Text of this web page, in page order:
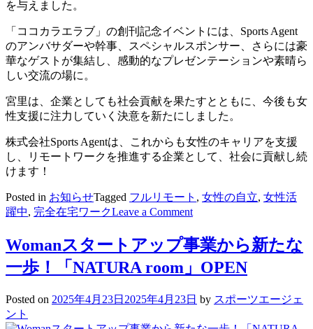
ス
の
提
供
開
始！
を与えました。
「ココカラエラブ」の創刊記念イベントには、Sports Agent
のアンバサダーや幹事、スペシャルスポンサー、さらには豪
華なゲストが集結し、感動的なプレゼンテーションや素晴ら
しい交流の場に。
宮里は、企業としても社会貢献を果たすとともに、今後も女
性支援に注力していく決意を新たにしました。
株式会社Sports Agentは、これからも女性のキャリアを支援
し、リモートワークを推進する企業として、社会に貢献し続
けます！
Posted in お知らせTagged フルリモート , 女性の自立, 女性活
躍中, 完全在宅ワークLeave a Commenton
式
会
社
Agent
代
表
Womanスタートアップ事業から新たな
一歩！「NATURA room」OPEN
Posted on 2025年4月23日 2025年4月23日 by スポーツエージェ
ント